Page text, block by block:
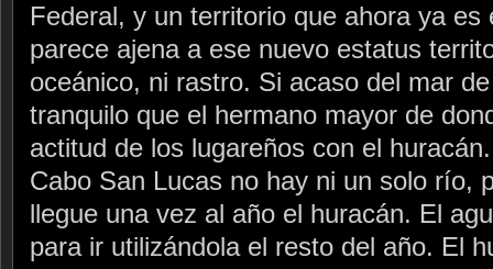
Federal, y un territorio que ahora ya es
parece ajena a ese nuevo estatus
oceánico, ni rastro. Si acaso del mar
tranquilo que el hermano mayor de
actitud de los lugareños con el
Cabo San Lucas no hay ni un solo río,
llegue una vez al año el huracán. El
para ir utilizándola el resto del año. El